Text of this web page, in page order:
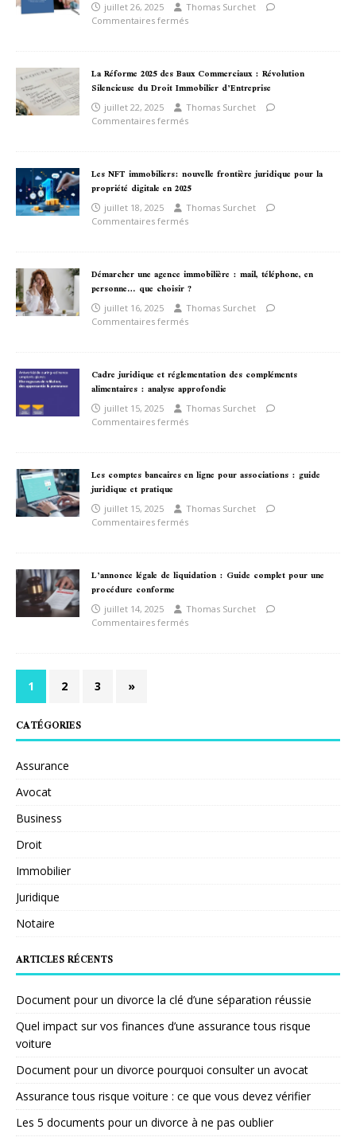
juillet 26, 2025
Thomas Surchet
Commentaires fermés
La Réforme 2025 des Baux Commerciaux : Révolution
Silencieuse du Droit Immobilier d’Entreprise
juillet 22, 2025
Thomas Surchet
Commentaires fermés
Les NFT immobiliers: nouvelle frontière juridique pour la
propriété digitale en 2025
juillet 18, 2025
Thomas Surchet
Commentaires fermés
Démarcher une agence immobilière : mail, téléphone, en
personne… que choisir ?
juillet 16, 2025
Thomas Surchet
Commentaires fermés
Cadre juridique et réglementation des compléments
alimentaires : analyse approfondie
juillet 15, 2025
Thomas Surchet
Commentaires fermés
Les comptes bancaires en ligne pour associations : guide
juridique et pratique
juillet 15, 2025
Thomas Surchet
Commentaires fermés
L’annonce légale de liquidation : Guide complet pour une
procédure conforme
juillet 14, 2025
Thomas Surchet
Commentaires fermés
1 2 3 »
CATÉGORIES
Assurance
Avocat
Business
Droit
Immobilier
Juridique
Notaire
ARTICLES RÉCENTS
Document pour un divorce la clé d’une séparation réussie
Quel impact sur vos finances d’une assurance tous risque
voiture
Document pour un divorce pourquoi consulter un avocat
Assurance tous risque voiture : ce que vous devez vérifier
Les 5 documents pour un divorce à ne pas oublier